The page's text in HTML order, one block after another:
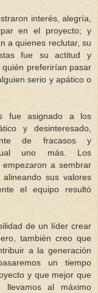
interés, alegría,
en el proyecto; y
a quienes reclutar, su
fue su actitud y
preferirían pasar
serio y apático o
fue asignado a los
y desinteresado,
de fracasos y
uno más. Los
a sembrar
sus valores
el equipo resultó
de un líder crear
también creo que
a la generación
un tiempo
y que mejor que
llevamos al máximo